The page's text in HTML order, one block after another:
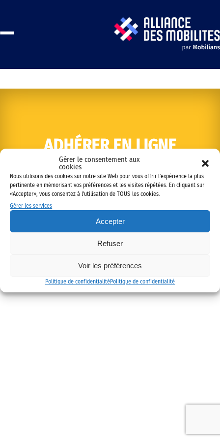
Gérer le consentement aux
cookies
Nous utilisons des cookies sur notre site Web pour vous offrir l'expérience la plus
pertinente en mémorisant vos préférences et les visites répétées. En cliquant sur
«Accepter», vous consentez à l'utilisation de TOUS les cookies.
Gérer les services
Accepter
Refuser
Voir les préférences
Politique de confidentialitéPolitique de confidentialité
ADHÉRER EN LIGNE
Copyright © 2022 Alliance des mobilités
Mentions légales Politique de confidentialité Contact